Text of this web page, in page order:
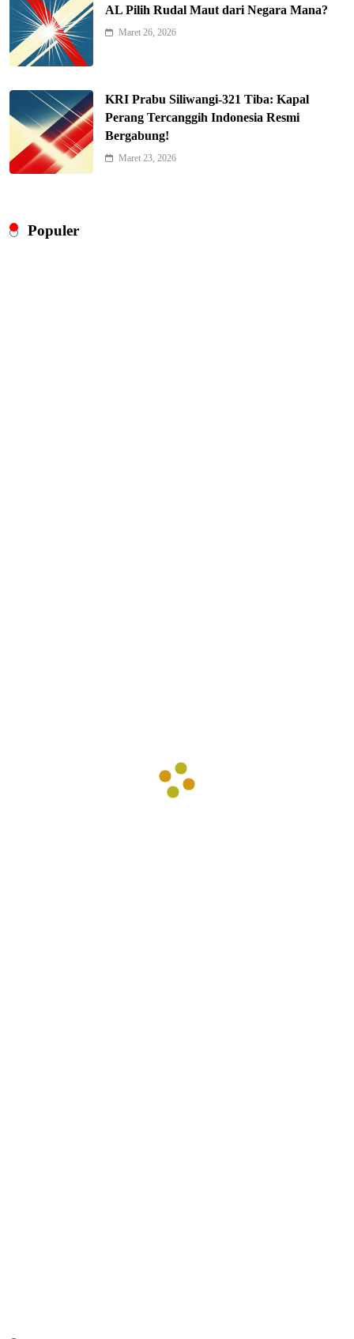
Populer
AL Pilih Rudal Maut dari Negara Mana?
Maret 26, 2026
KRI Prabu Siliwangi-321 Tiba: Kapal
Perang Tercanggih Indonesia Resmi
Bergabung!
Maret 23, 2026